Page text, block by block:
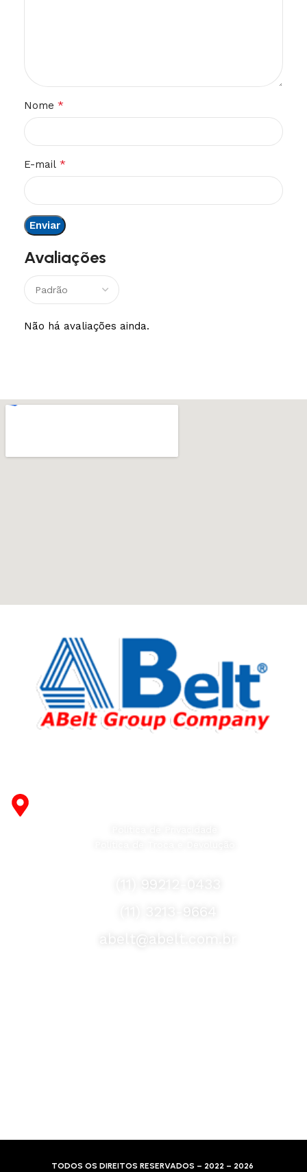
Avaliações
Não há avaliações ainda.
Nome *
E-mail *
(11) 3213-9664
abelt@abelt.com.br
TODOS OS DIREITOS RESERVADOS – 2022 – 2026